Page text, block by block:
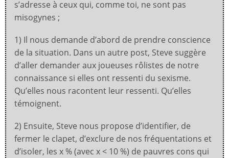
s’adresse à ceux qui, comme toi, ne sont pas
misogynes ;
1) Il nous demande d’abord de prendre conscience
de la situation. Dans un autre post, Steve suggère
d’aller demander aux joueuses rôlistes de notre
connaissance si elles ont ressenti du sexisme.
Qu’elles nous racontent leur ressenti. Qu’elles
témoignent.
2) Ensuite, Steve nous propose d’identifier, de
fermer le clapet, d’exclure de nos fréquentations et
d’isoler, les x % (avec x < 10 %) de pauvres cons qui